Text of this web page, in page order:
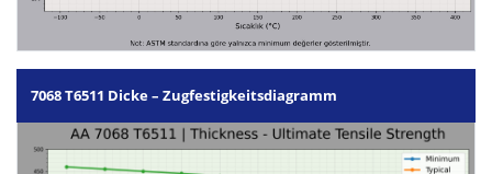
7068 T6511 Dicke – Zugfestigkeitsdiagramm